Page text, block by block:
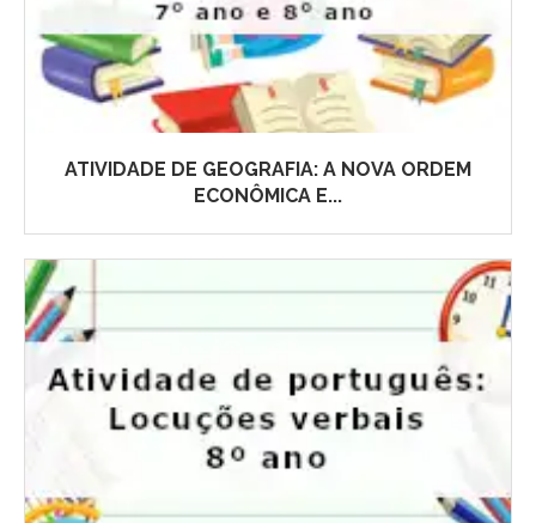
ATIVIDADE DE GEOGRAFIA: A NOVA ORDEM
ECONÔMICA E...